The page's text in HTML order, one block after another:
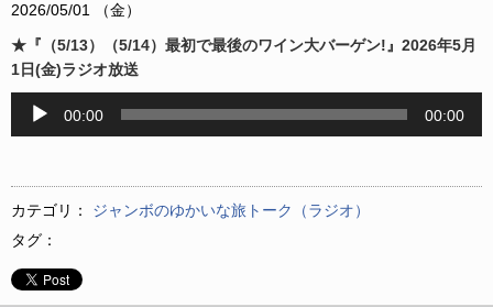
2026/05/01 （金）
★『（5/13）（5/14）最初で最後のワイン大バーゲン!』2026年5月
1日(金)ラジオ放送
ヤ
ー
00:00 00:00
カテゴリ： ジャンボのゆかいな旅トーク（ラジオ）
タグ：